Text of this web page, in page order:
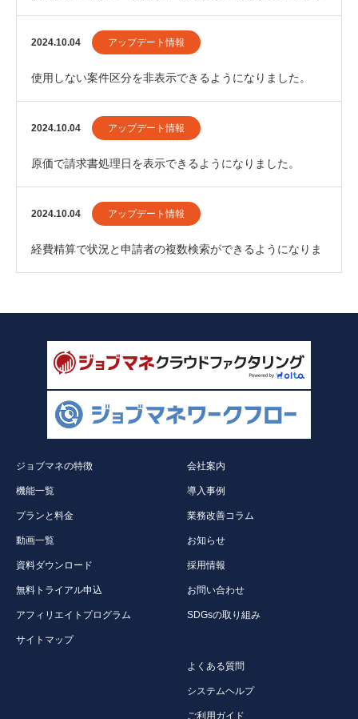
た。
2024.10.04 アップデート情報
使用しない案件区分を非表示できるようになりました。
2024.10.04 アップデート情報
原価で請求書処理日を表示できるようになりました。
2024.10.04 アップデート情報
経費精算で状況と申請者の複数検索ができるようになりま
ジョブマネの特徴
機能一覧
プランと料金
動画一覧
資料ダウンロード
無料トライアル申込
アフィリエイトプログラム
サイトマップ
会社案内
導入事例
業務改善コラム
お知らせ
採用情報
お問い合わせ
SDGsの取り組み
よくある質問
システムヘルプ
ご利用ガイド